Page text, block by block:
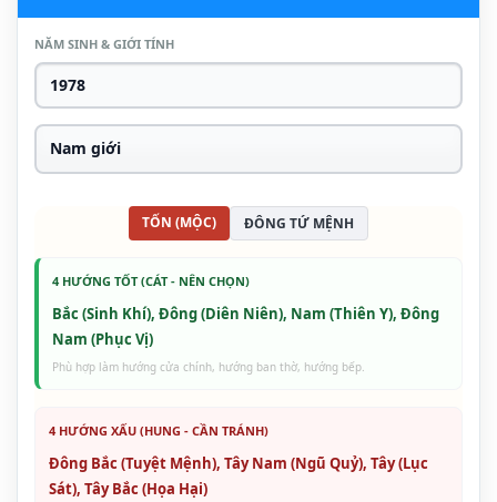
NĂM SINH & GIỚI TÍNH
TỐN (MỘC) ĐÔNG TỨ MỆNH
4 HƯỚNG TỐT (CÁT - NÊN CHỌN)
Bắc (Sinh Khí), Đông (Diên Niên), Nam (Thiên Y), Đông
Nam (Phục Vị)
Phù hợp làm hướng cửa chính, hướng ban thờ, hướng bếp.
4 HƯỚNG XẤU (HUNG - CẦN TRÁNH)
Đông Bắc (Tuyệt Mệnh), Tây Nam (Ngũ Quỷ), Tây (Lục
Sát), Tây Bắc (Họa Hại)